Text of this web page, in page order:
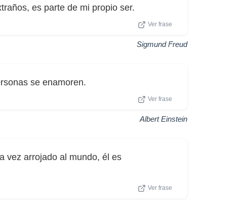
es parte de mi propio ser.
Ver frase
Sigmund Freud
se enamoren.
Ver frase
Albert Einstein
vez arrojado al mundo, él es
Ver frase